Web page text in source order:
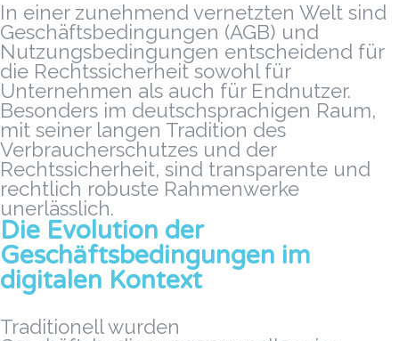
In einer zunehmend vernetzten Welt sind
Geschäftsbedingungen (AGB) und
Nutzungsbedingungen entscheidend für
die Rechtssicherheit sowohl für
Unternehmen als auch für Endnutzer.
Besonders im deutschsprachigen Raum,
mit seiner langen Tradition des
Verbraucherschutzes und der
Rechtssicherheit, sind transparente und
rechtlich robuste Rahmenwerke
unerlässlich.
Die Evolution der
Geschäftsbedingungen im
digitalen Kontext
Traditionell wurden